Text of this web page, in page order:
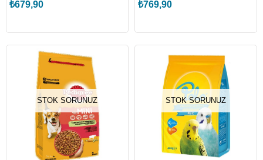
₺679,90 ₺769,90
STOK SORUNUZ STOK SORUNUZ